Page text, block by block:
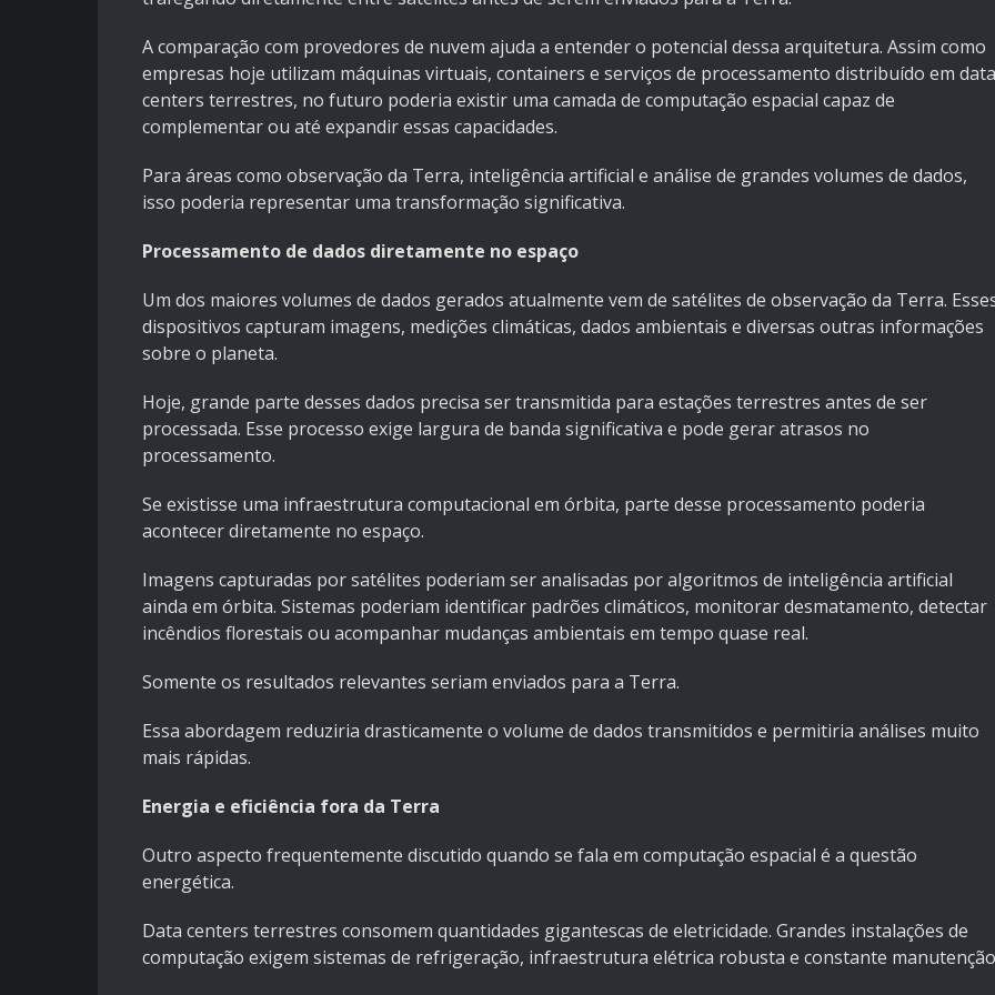
A comparação com provedores de nuvem ajuda a entender o potencial dessa arquitetura. Assim como
empresas hoje utilizam máquinas virtuais, containers e serviços de processamento distribuído em data
centers terrestres, no futuro poderia existir uma camada de computação espacial capaz de
complementar ou até expandir essas capacidades.
Para áreas como observação da Terra, inteligência artificial e análise de grandes volumes de dados,
isso poderia representar uma transformação significativa.
Processamento de dados diretamente no espaço
Um dos maiores volumes de dados gerados atualmente vem de satélites de observação da Terra.
dispositivos capturam imagens, medições climáticas, dados ambientais e diversas outras informações
sobre o planeta.
Hoje, grande parte desses dados precisa ser transmitida para estações terrestres antes de ser
processada. Esse processo exige largura de banda significativa e pode gerar atrasos no
processamento.
Se existisse uma infraestrutura computacional em órbita, parte desse processamento poderia
acontecer diretamente no espaço.
Imagens capturadas por satélites poderiam ser analisadas por algoritmos de inteligência artificial
ainda em órbita. Sistemas poderiam identificar padrões climáticos, monitorar desmatamento, detectar
incêndios florestais ou acompanhar mudanças ambientais em tempo quase real.
Somente os resultados relevantes seriam enviados para a Terra.
Essa abordagem reduziria drasticamente o volume de dados transmitidos e permitiria análises muito
mais rápidas.
Energia e eficiência fora da Terra
Outro aspecto frequentemente discutido quando se fala em computação espacial é a questão
energética.
Data centers terrestres consomem quantidades gigantescas de eletricidade. Grandes instalações de
computação exigem sistemas de refrigeração, infraestrutura elétrica robusta e constante